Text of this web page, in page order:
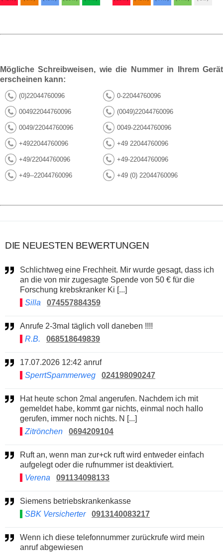
Mögliche Schreibweisen, wie die Nummer in Ihrem Gerät
erscheinen kann:
(0)22044760096 0-22044760096
004922044760096 (0049)22044760096
0049/22044760096 0049-22044760096
+4922044760096 +49 22044760096
+49/22044760096 +49-22044760096
+49--22044760096 +49 (0) 22044760096
DIE NEUESTEN BEWERTUNGEN
Schlichtweg eine Frechheit. Mir wurde gesagt, dass ich
an die von mir zugesagte Spende von 50 € für die
Forschung krebskranker Ki [...]
Silla
074557884359
Anrufe 2-3mal täglich voll daneben !!!!
R.B.
068518649839
17.07.2026 12:42 anruf
SperrtSpammerweg
024198090247
Hat heute schon 2mal angerufen. Nachdem ich mit
gemeldet habe, kommt gar nichts, einmal noch hallo
gerufen, immer noch nichts. N [...]
Zitrönchen
0694209104
Ruft an, wenn man zur+ck ruft wird entweder einfach
aufgelegt oder die rufnummer ist deaktiviert.
Verena
091134098133
Siemens betriebskrankenkasse
SBK Versicherter
0913140083217
Wenn ich diese telefonnummer zurückrufe wird mein
anruf abgewiesen